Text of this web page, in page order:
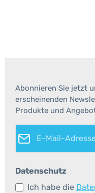
Abonnieren Sie jetzt
erscheinenden
Produkte und
E-Mail-Adresse*
Datenschutz
Ich habe die